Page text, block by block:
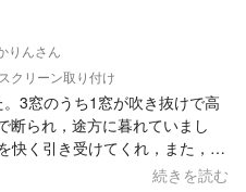
りんさん
クリーン取り付け
3窓のうち1窓が吹き抜けで高
断られ，途方に暮れていまし
続きを読む